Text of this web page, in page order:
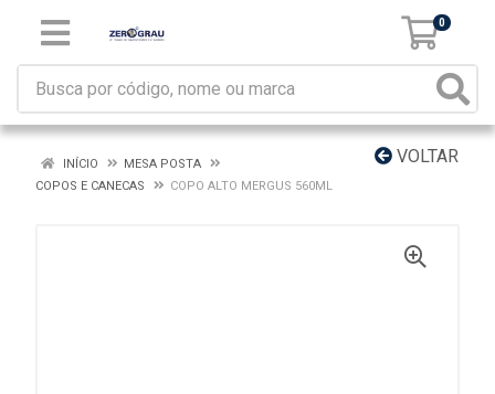
0
VOLTAR
INÍCIO
MESA POSTA
COPOS E CANECAS
COPO ALTO MERGUS 560ML